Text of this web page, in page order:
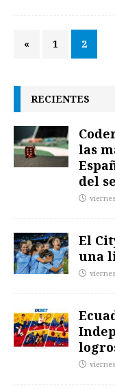
« 1 2
RECIENTES
las
del
El
una